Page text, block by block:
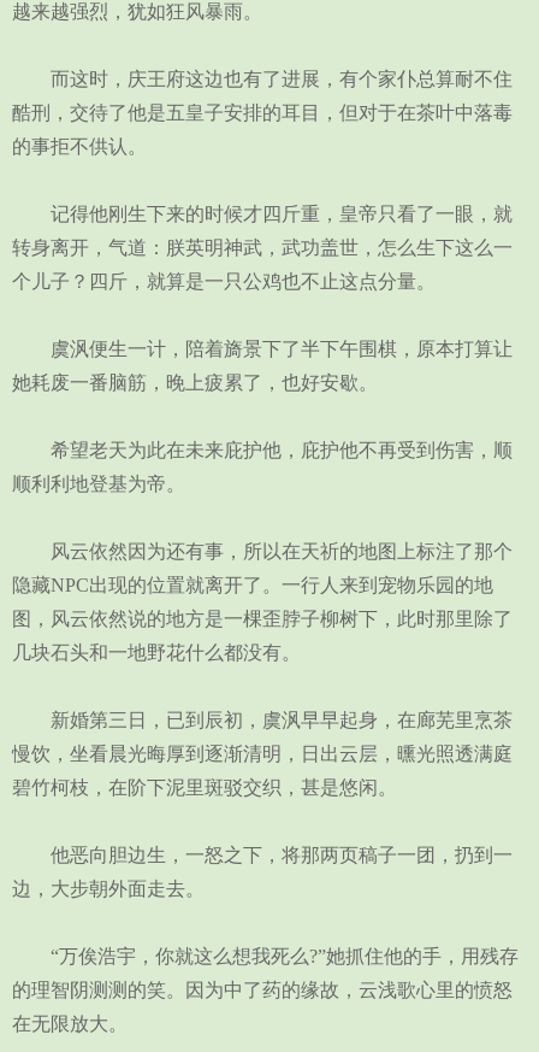
越来越强烈，犹如狂风暴雨。
而这时，庆王府这边也有了进展，有个家仆总算耐不住
酷刑，交待了他是五皇子安排的耳目，但对于在茶叶中落毒
的事拒不供认。
记得他刚生下来的时候才四斤重，皇帝只看了一眼，就
转身离开，气道：朕英明神武，武功盖世，怎么生下这么一
个儿子？四斤，就算是一只公鸡也不止这点分量。
虞沨便生一计，陪着旖景下了半下午围棋，原本打算让
她耗废一番脑筋，晚上疲累了，也好安歇。
希望老天为此在未来庇护他，庇护他不再受到伤害，顺
顺利利地登基为帝。
风云依然因为还有事，所以在天祈的地图上标注了那个
隐藏NPC出现的位置就离开了。一行人来到宠物乐园的地
图，风云依然说的地方是一棵歪脖子柳树下，此时那里除了
几块石头和一地野花什么都没有。
新婚第三日，已到辰初，虞沨早早起身，在廊芜里烹茶
慢饮，坐看晨光晦厚到逐渐清明，日出云层，曛光照透满庭
碧竹柯枝，在阶下泥里斑驳交织，甚是悠闲。
他恶向胆边生，一怒之下，将那两页稿子一团，扔到一
边，大步朝外面走去。
“万俟浩宇，你就这么想我死么?”她抓住他的手，用残存
的理智阴测测的笑。因为中了药的缘故，云浅歌心里的愤怒
在无限放大。